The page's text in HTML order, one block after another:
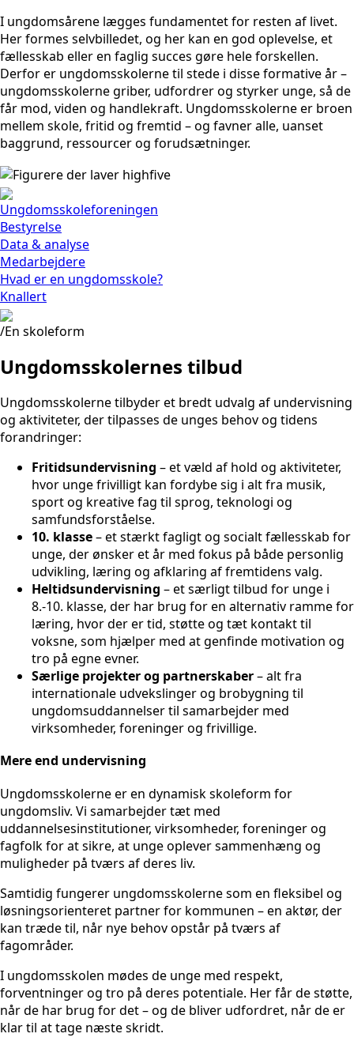
I ungdomsårene lægges fundamentet for resten af livet.
Her formes selvbilledet, og her kan en god oplevelse, et
fællesskab eller en faglig succes gøre hele forskellen.
Derfor er ungdomsskolerne til stede i disse formative år –
ungdomsskolerne griber, udfordrer og styrker unge, så de
får mod, viden og handlekraft. Ungdomsskolerne er broen
mellem skole, fritid og fremtid – og favner alle, uanset
baggrund, ressourcer og forudsætninger.
Ungdomsskoleforeningen
Bestyrelse
Data & analyse
Medarbejdere
Hvad er en ungdomsskole?
Knallert
/En skoleform
Ungdomsskolernes tilbud
Ungdomsskolerne tilbyder et bredt udvalg af undervisning
og aktiviteter, der tilpasses de unges behov og tidens
forandringer:
Fritidsundervisning – et væld af hold og aktiviteter,
hvor unge frivilligt kan fordybe sig i alt fra musik,
sport og kreative fag til sprog, teknologi og
samfundsforståelse.
10. klasse– et stærkt fagligt og socialt fællesskab for
unge, der ønsker et år med fokus på både personlig
udvikling, læring og afklaring af fremtidens valg.
Heltidsundervisning – et særligt tilbud for unge i
8.-10. klasse, der har brug for en alternativ ramme for
læring, hvor der er tid, støtte og tæt kontakt til
voksne, som hjælper med at genfinde motivation og
tro på egne evner.
Særlige projekter og partnerskaber– alt fra
internationale udvekslinger og brobygning til
ungdomsuddannelser til samarbejder med
virksomheder, foreninger og frivillige.
Mere end undervisning
Ungdomsskolerne er en dynamisk skoleform for
ungdomsliv. Vi samarbejder tæt med
uddannelsesinstitutioner, virksomheder, foreninger og
fagfolk for at sikre, at unge oplever sammenhæng og
muligheder på tværs af deres liv.
Samtidig fungerer ungdomsskolerne som en fleksibel og
løsningsorienteret partner for kommunen – en aktør, der
kan træde til, når nye behov opstår på tværs af
fagområder.
I ungdomsskolen mødes de unge med respekt,
forventninger og tro på deres potentiale. Her får de støtte,
når de har brug for det – og de bliver udfordret, når de er
klar til at tage næste skridt.